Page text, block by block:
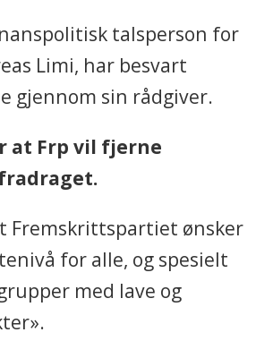
talsperson for
Limi, har besvart
gjennom sin rådgiver.
at Frp vil fjerne
Fremskrittspartiet ønsker
for alle, og spesielt
med lave og